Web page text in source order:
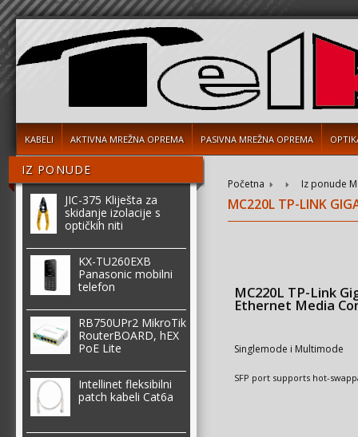
KABELI AKTIVNA MREŽNA OPREMA PASIVNA MREŽNA OPREMA
IZ PONUDE
JIC-375 Kliješta za
skidanje izolacije s
optičkih niti
KX-TU260EXB
Panasonic mobilni
telefon
RB750UPr2 MikroTik
RouterBOARD, hEX
PoE Lite
Intellinet fleksibilni
patch kabeli Cat6a
Početna Iz ponude
MC220L TP-LINK
MC220L TP-Link
Ethernet Media
Singlemode i Multimode
SFP port supports hot-